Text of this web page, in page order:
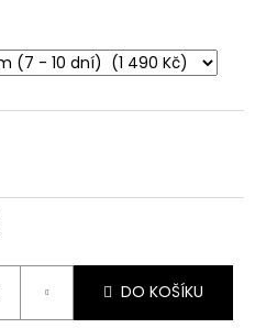
DO KOŠÍKU